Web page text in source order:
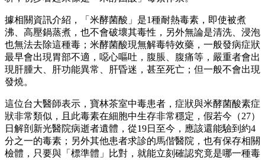
據相關資訊介紹，「米酵菌酸」是1種耐熱毒素，即使被煮
沸、高壓鍋蒸煮，也不會破壞其毒性，另外無論是清洗、浸泡
也無法去除這種毒；米酵菌酸現無解毒特效藥，一般發病症狀
最早會出現胃部不適，噁心嘔吐，腹脹、腹痛等，嚴重者會出
現肝腫大、肝功能異常、肝昏迷，甚至死亡；但一般不會出現
發燒。
這位台大醫師表示，寶林茶室中毒患者，症狀與米酵菌酸素症
狀非常類似，且此毒素在細胞中生存非常穩定，假若今（27）
日解剖新光醫院病逝者遺體，從19日至今，應該還能驗到約4
分之一的毒素；另外其他患者求診的馬偕醫院，也有保存相關
檢體，只要與「標準體」比對，就能立刻確認究竟是哪一種毒